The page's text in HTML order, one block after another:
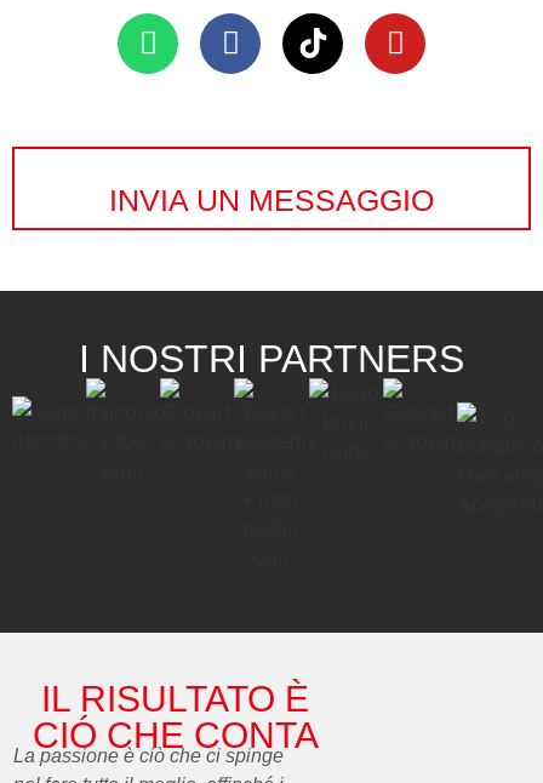
INVIA UN MESSAGGIO
I NOSTRI PARTNERS
IL RISULTATO È
CIÓ CHE CONTA
La passione è ciò che ci spinge